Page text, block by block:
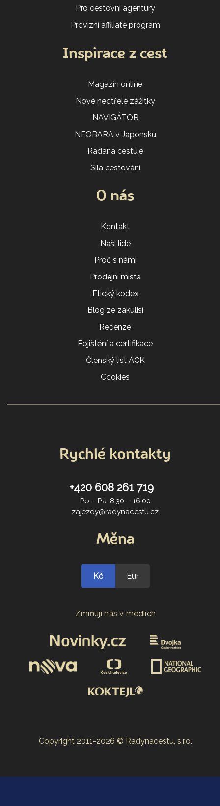
Pro cestovní agentury
Provizní affiliate program
Inspirace z cest
Magazín online
Nové neotřelé zážitky
NAVIGÁTOR
NEOBARA v Japonsku
Radana cestuje
Síla cestování
O nás
Kontakt
Naši lidé
Proč s námi
Prodejní místa
Etický kodex
Blog ze zákulisí
Recenze
Pojištění a certifikace
Členský list ACK
Cookies
Rychlé kontakty
+420 608 261 719
Po – Pá: 8:30 – 16:00
zajezdy@radynacestu.cz
Měna
Kč Eur
Zmiňují nás v médiích
Copyright 2011-2026 © Radynacestu, s.r.o.